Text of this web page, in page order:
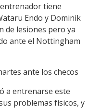
tiene
Endo y Dominik
de lesiones pero ya
ante el Nottingham
ante los checos
a entrenarse este
problemas físicos, y